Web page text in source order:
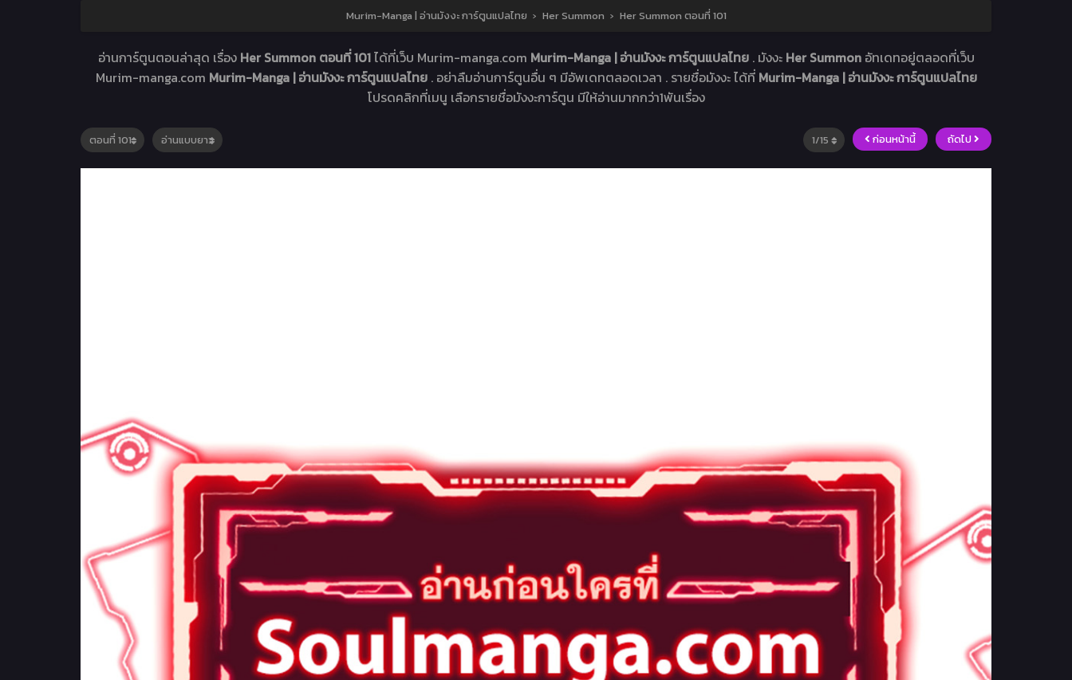
Murim-Manga | อ่านมังงะ การ์ตูนแปลไทย › Her Summon › Her Summon ตอนที่ 101
อ่านการ์ตูนตอนล่าสุด เรื่อง Her Summon ตอนที่ 101ได้ที่เว็บ Murim-manga.com Murim-Manga | อ่านมังงะ การ์ตูนแปลไทย . มังงะ Her Summon อัทเดทอยู่ตลอดที่เว็บ
Murim-manga.com Murim-Manga | อ่านมังงะ การ์ตูนแปลไทย . อย่าลืมอ่านการ์ตูนอื่น ๆ มีอัพเดทตลอดเวลา . รายชื่อมังงะ ได้ที่ Murim-Manga | อ่านมังงะ การ์ตูนแปลไทย
โปรดคลิกที่เมนู เลือกรายชื่อมังงะการ์ตูน มีให้อ่านมากกว่า1พันเรื่อง
ก่อนหน้านี้ ถัดไป